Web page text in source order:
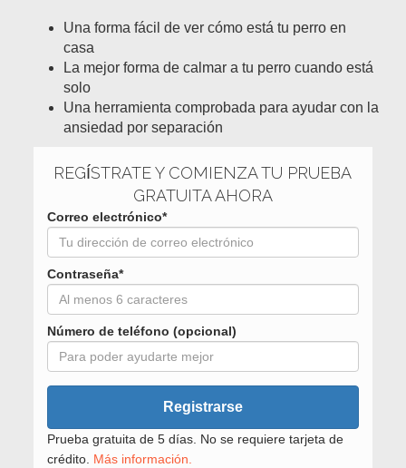
Una forma fácil de ver cómo está tu perro en
casa
La mejor forma de calmar a tu perro cuando está
solo
Una herramienta comprobada para ayudar con la
ansiedad por separación
REGÍSTRATE Y COMIENZA TU PRUEBA
GRATUITA AHORA
Correo electrónico*
Contraseña*
Número de teléfono (opcional)
Registrarse
Prueba gratuita de 5 días. No se requiere tarjeta de
crédito. Más información.